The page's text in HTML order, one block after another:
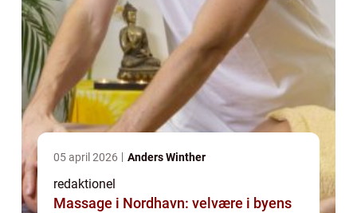
05 april 2026 Anders Winther
redaktionel
Massage i Nordhavn: velvære i byens